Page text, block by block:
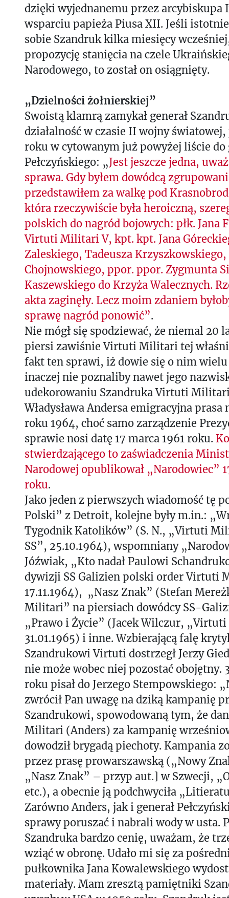
dzięki wyjednanemu przez arcybiskupa
wsparciu papieża Piusa XII. Jeśli
sobie Szandruk kilka miesięcy
propozycję stanięcia na czele
Narodowego, to został on osiągnięty.
„Dzielności żołnierskiej”
Swoistą klamrą zamykał generał
działalność w czasie II wojny światowej,
roku w cytowanym już powyżej liście do
Pełczyńskiego: „Jest jeszcze jedna,
sprawa. Gdy byłem dowódcą
przedstawiłem za walkę pod
która rzeczywiście była heroiczną,
polskich do nagród bojowych: płk. Jana
Virtuti Militari V, kpt. kpt. Jana
Zaleskiego, Tadeusza
Chojnowskiego, ppor. ppor. Zygmunta
Kaszewskiego do Krzyża Walecznych.
akta zaginęły. Lecz moim zdaniem
sprawę nagród ponowić”.
Nie mógł się spodziewać, że niemal 20
piersi zawiśnie Virtuti Militari tej
fakt ten sprawi, iż dowie się o nim
inaczej nie poznaliby nawet jego
udekorowaniu Szandruka Virtuti Militari
Władysława Andersa emigracyjna prasa
roku 1964, choć samo zarządzenie
sprawie nosi datę 17 marca 1961 roku.
stwierdzającego to zaświadczenia
Narodowej opublikował „Narodowiec”
roku.
Jako jeden z pierwszych wiadomość tę
Polski” z Detroit, kolejne były m.in.:
Tygodnik Katolików” (S. N., „Virtuti
SS”, 25.10.1964), wspomniany
Jóźwiak, „Kto nadał Paulowi
dywizji SS Galizien polski order Virtuti
17.11.1964), „Nasz Znak” (Stefan
Militari” na piersiach dowódcy SS-
„Prawo i Życie” (Jacek Wilczur,
31.01.1965) i inne. Wzbierającą falę
Szandrukowi Virtuti dostrzegł Jerzy
nie może wobec niej pozostać obojętny.
roku pisał do Jerzego Stempowskiego:
zwrócił Pan uwagę na dziką kampanię
Szandrukowi, spowodowaną tym, że
Militari (Anders) za kampanię
dowodził brygadą piechoty. Kampania
przez prasę prowarszawską („Nowy
„Nasz Znak” – przyp aut.] w Szwecji,
etc.), a obecnie ją podchwyciła
Zarówno Anders, jak i generał
sprawy poruszać i nabrali wody w usta.
Szandruka bardzo cenię, uważam, że
wziąć w obronę. Udało mi się za
pułkownika Jana Kowalewskiego
materiały. Mam zresztą pamiętniki